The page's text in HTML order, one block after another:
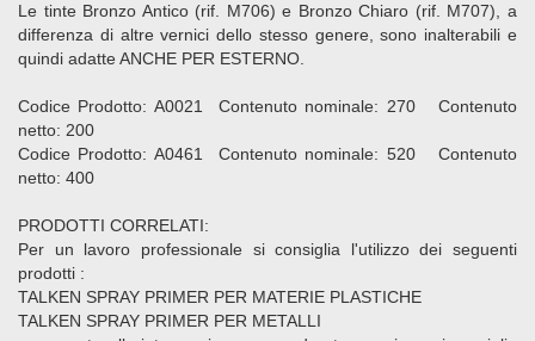
Le tinte Bronzo Antico (rif. M706) e Bronzo Chiaro (rif. M707), a
differenza di altre vernici dello stesso genere, sono inalterabili e
quindi adatte ANCHE PER ESTERNO.
Codice Prodotto: A0021 Contenuto nominale: 270 Contenuto
netto: 200
Codice Prodotto: A0461 Contenuto nominale: 520 Contenuto
netto: 400
PRODOTTI CORRELATI:
Per un lavoro professionale si consiglia l'utilizzo dei seguenti
prodotti :
TALKEN SPRAY PRIMER PER MATERIE PLASTICHE
TALKEN SPRAY PRIMER PER METALLI